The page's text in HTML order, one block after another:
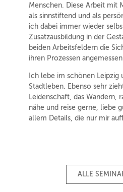
Menschen. Diese Arbeit mit
als sinnstiftend und als
ich dabei immer wieder
Zusatzausbildung in der
beiden Arbeitsfeldern die
ihren Prozessen
Ich lebe im schönen Leipzig
Stadtleben. Ebenso sehr
Leidenschaft, das Wandern,
nähe und reise gerne, liebe
allem Details, die nur mir
ALLE